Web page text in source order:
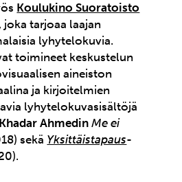
Koulukino Suoratoisto
tarjoaa laajan
lyhytelokuvia.
toimineet keskustelun
aineiston
ja kirjoitelmien
lyhytelokuvasisältöjä
Khadar Ahmedin Me ei
sekä Yksittäistapaus-